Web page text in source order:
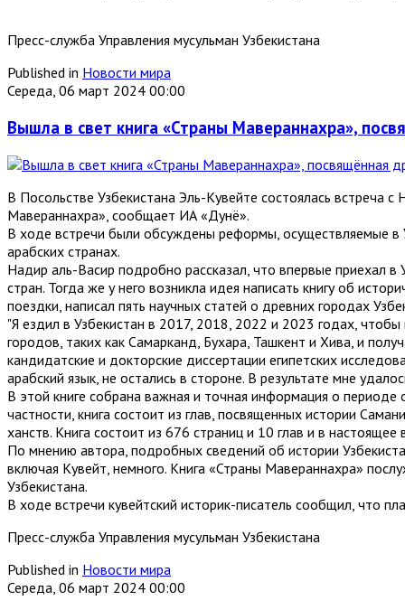
Пресс-служба Управления мусульман Узбекистана
Published in Новости мира
Середа, 06 март 2024 00:00
Вышла в свет книга «Страны Мавераннахра»,
В Посольстве Узбекистана Эль-Кувейте состоялась встреча
Мавераннахра», сообщает ИА «Дунё».
В ходе встречи были обсуждены реформы, осуществляемые в
арабских странах.
Надир аль-Васир подробно рассказал, что впервые приехал в
стран. Тогда же у него возникла идея написать книгу об
поездки, написал пять научных статей о древних городах
"Я ездил в Узбекистан в 2017, 2018, 2022 и 2023 годах, чтобы
городов, таких как Самарканд, Бухара, Ташкент и Хива, и
кандидатские и докторские диссертации египетских
арабский язык, не остались в стороне. В результате мне
В этой книге собрана важная и точная информация о периоде
частности, книга состоит из глав, посвященных истории
ханств. Книга состоит из 676 страниц и 10 глав и в
По мнению автора, подробных сведений об истории
включая Кувейт, немного. Книга «Страны Мавераннахра»
Узбекистана.
В ходе встречи кувейтский историк-писатель сообщил, что
Пресс-служба Управления мусульман Узбекистана
Published in Новости мира
Середа, 06 март 2024 00:00